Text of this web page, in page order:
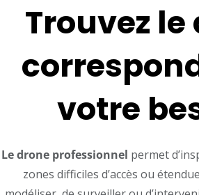
Trouvez le
votre
Le drone professionnel permet
zones difficiles d’accès ou